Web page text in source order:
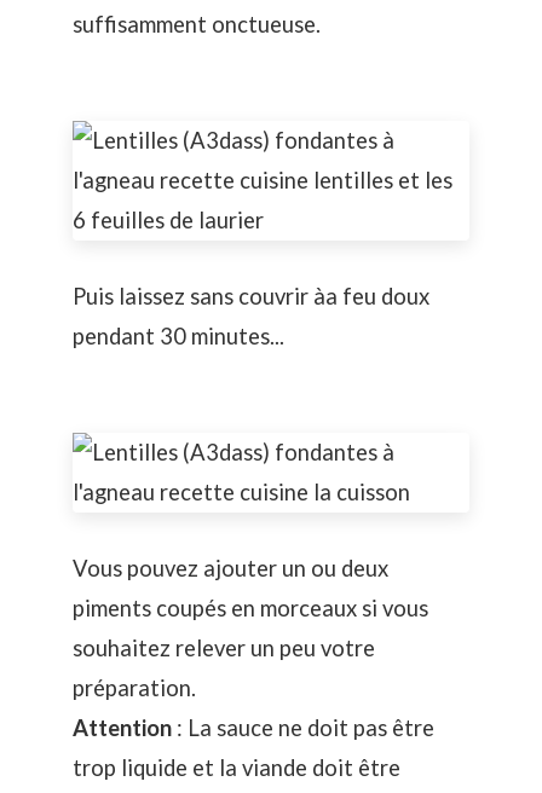
suffisamment onctueuse.
Puis laissez sans couvrir àa feu doux
pendant 30 minutes...
Vous pouvez ajouter un ou deux
piments coupés en morceaux si vous
souhaitez relever un peu votre
préparation.
Attention : La sauce ne doit pas être
trop liquide et la viande doit être